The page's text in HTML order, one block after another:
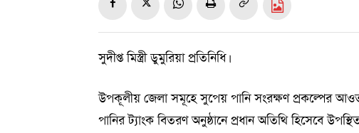
সুদীপ্ত মিস্ত্রী ডুমুরিয়া প্রতিনিধি।
উপকূলীয় জেলা সমূহে সুপেয় পানি সংরক্ষণ প্রকল্পের
পানির ট্যাংক বিতরণ অনুষ্ঠানে প্রধান অতিথি হিসেবে